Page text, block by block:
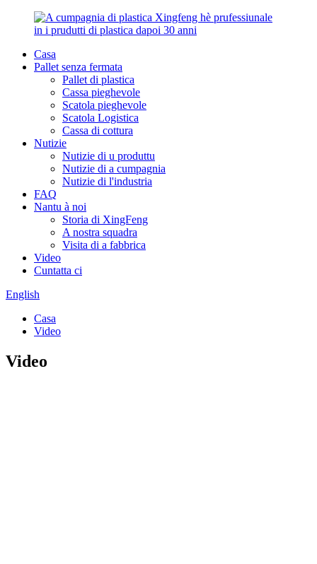
Casa
Pallet senza fermata
Pallet di plastica
Cassa pieghevole
Scatola pieghevole
Scatola Logistica
Cassa di cottura
Nutizie
Nutizie di u produttu
Nutizie di a cumpagnia
Nutizie di l'industria
FAQ
Nantu à noi
Storia di XingFeng
A nostra squadra
Visita di a fabbrica
Video
Cuntatta ci
English
Casa
Video
Video